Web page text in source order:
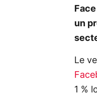
un
Le
1 %